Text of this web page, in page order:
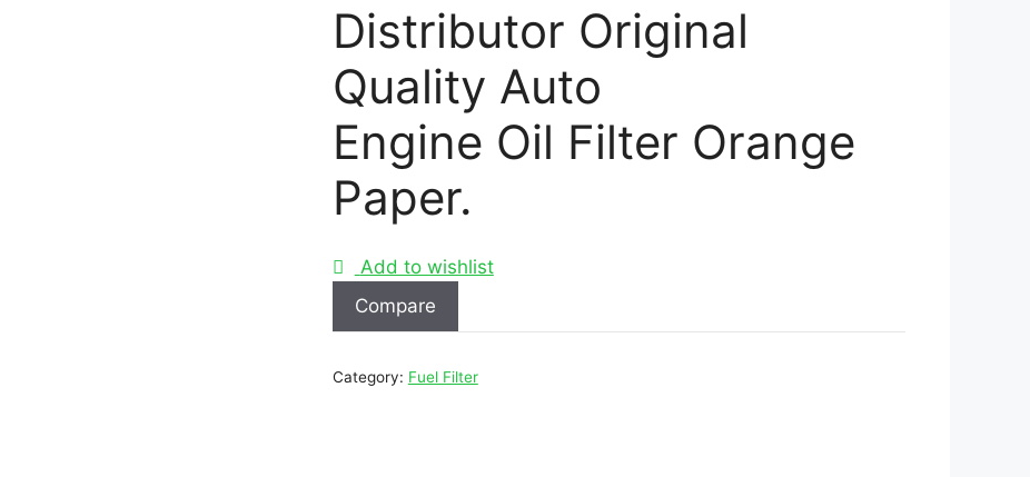
Distributor Original
Quality Auto
Engine Oil Filter Orange
Paper.
Add to wishlist
Compare
Category: Fuel Filter